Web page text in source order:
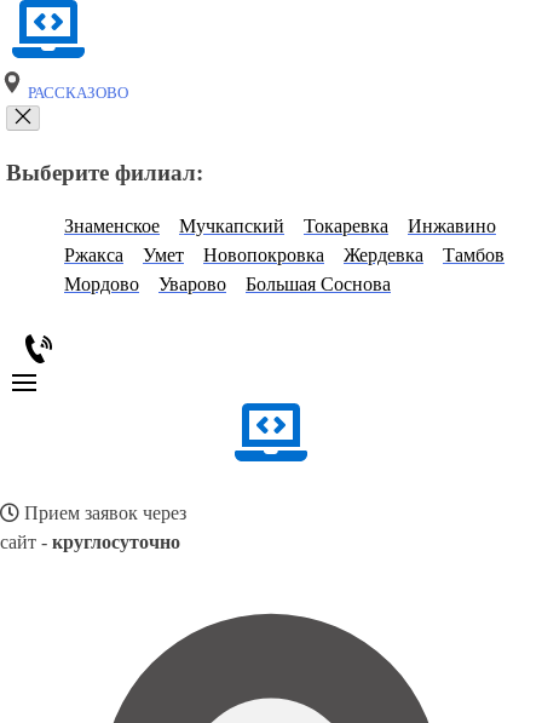
РАССКАЗОВО
Выберите филиал:
Знаменское Мучкапский Токаревка
Инжавино
Ржакса
Умет Новопокровка Жердевка
Тамбов
Мордово
Уварово Большая Соснова
Прием заявок через
сайт - круглосуточно